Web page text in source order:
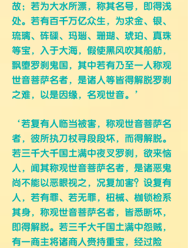
故；若为大水所漂，称其名号，即得浅
处。若有百千万亿众生，为求金、银、
琉璃、砗磲、玛瑙、珊瑚、琥珀、真珠
等宝，入于大海，假使黑风吹其船舫，
飘堕罗刹鬼国，其中若有乃至一人称观
世音菩萨名者，是诸人等皆得解脱罗刹
之难，以是因缘，名观世音。’
‘若复有人临当被害，称观世音菩萨名
者，彼所执刀杖寻段段坏，而得解脱。
若三千大千国土满中夜叉罗刹，欲来恼
人，闻其称观世音菩萨名者，是诸恶鬼
尚不能以恶眼视之，况复加害？设复有
人，若有罪、若无罪，杻械、枷锁检系
其身，称观世音菩萨名者，皆悉断坏，
即得解脱。若三千大千国土满中怨贼，
有一商主将诸商人赍持重宝，经过险